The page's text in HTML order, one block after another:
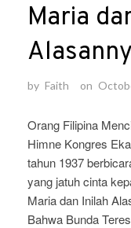
Maria
by Faith on
Orang Filipina
Himne Kongres
tahun 1937
yang jatuh cinta
Maria dan Inilah
Bahwa Bunda